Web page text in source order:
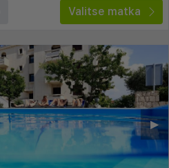
Valitse matka
▶︎